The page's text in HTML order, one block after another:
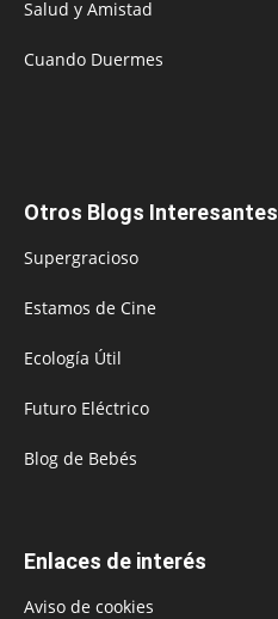
Salud y Amistad
Cuando Duermes
Otros Blogs Interesantes
Supergracioso
Estamos de Cine
Ecología Útil
Futuro Eléctrico
Blog de Bebés
Enlaces de interés
Aviso de cookies